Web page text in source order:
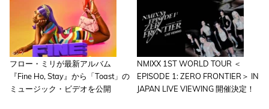
フロー・ミリが最新アルバム
『Fine Ho, Stay』から「Toast」の
ミュージック・ビデオを公開
NMIXX 1ST WORLD TOUR ＜
EPISODE 1: ZERO FRONTIER＞ IN
JAPAN LIVE VIEWING 開催決定！